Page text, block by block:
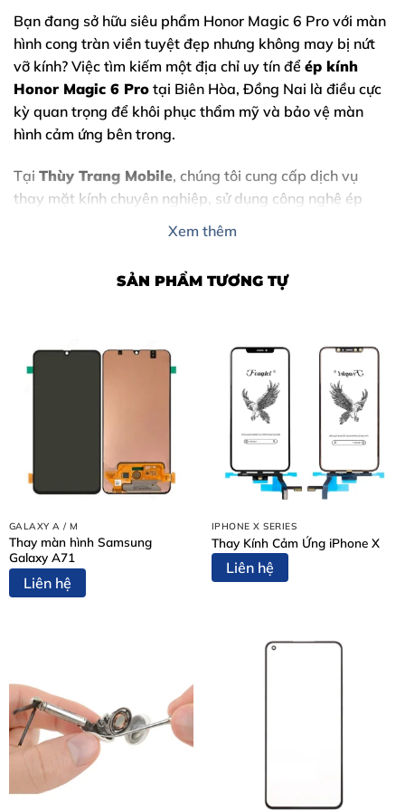
Bạn đang sở hữu siêu phẩm Honor Magic 6 Pro với màn
hình cong tràn viền tuyệt đẹp nhưng không may bị nứt
vỡ kính? Việc tìm kiếm một địa chỉ uy tín để ép kính
Honor Magic 6 Pro tại Biên Hòa, Đồng Nai là điều cực
kỳ quan trọng để khôi phục thẩm mỹ và bảo vệ màn
hình cảm ứng bên trong.
Tại Thùy Trang Mobile, chúng tôi cung cấp dịch vụ
thay mặt kính chuyên nghiệp, sử dụng công nghệ ép
mới với chi phí tiết kiệm nhất.
1. Dấu hiệu cho thấy bạn cần ép kính Honor Magic 6
Pro ngay
2. Nguyên nhân khiến mặt kính Honor Magic 6 Pro bị
hỏng
3. Tại sao nên chọn ép kính tại Thùy Trang Mobile?
4. Bảng giá ép kính Honor Magic 6 Pro
Xem thêm
SẢN PHẨM TƯƠNG TỰ
GALAXY A / M
Thay màn hình Samsung
Galaxy A71
Liên hệ
IPHONE X SERIES
Thay Kính Cảm Ứng iPhone X
Liên hệ